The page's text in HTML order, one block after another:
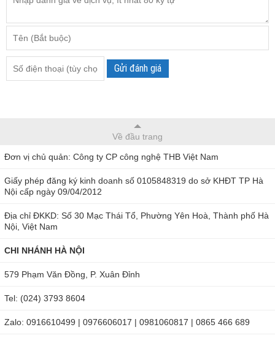
Gửi đánh giá
Về đầu trang
Đơn vị chủ quản: Công ty CP công nghệ THB Việt Nam
Giấy phép đăng ký kinh doanh số 0105848319 do sở KHĐT TP Hà
Nội cấp ngày 09/04/2012
Địa chỉ ĐKKD: Số 30 Mạc Thái Tổ, Phường Yên Hoà, Thành phố Hà
Nội, Việt Nam
CHI NHÁNH HÀ NỘI
579 Phạm Văn Đồng, P. Xuân Đỉnh
Tel: (024) 3793 8604
Zalo: 0916610499 | 0976606017 | 0981060817 | 0865 466 689